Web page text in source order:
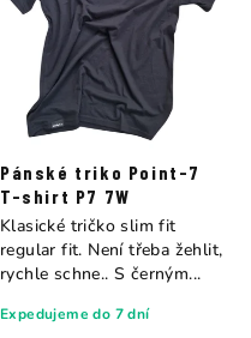
Pánské triko Point-7
T-shirt P7 7W
Expedujeme do 7 dní
Klasické tričko slim fit
regular fit. Není třeba žehlit,
rychle schne.. S černým...